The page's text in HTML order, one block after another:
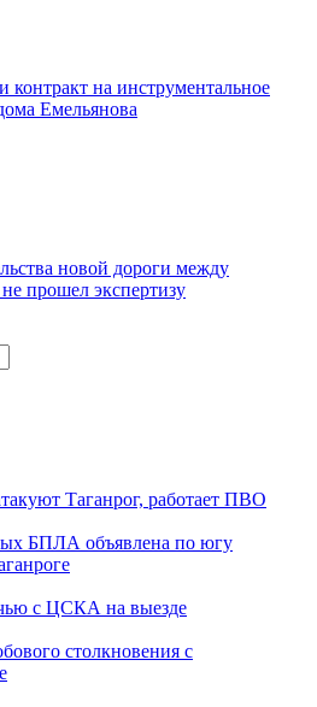
контракт на инструментальное
Емельянова
новой дороги между
прошел экспертизу
Таганрог, работает ПВО
БПЛА объявлена по югу
с ЦСКА на выезде
столкновения с